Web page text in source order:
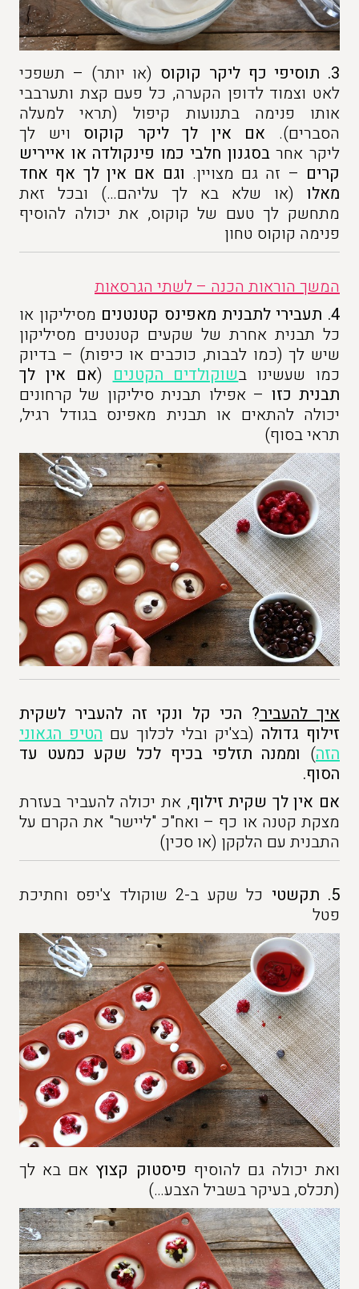
3. תוסיפי כף ליקר קוקוס (או יותר) – תשפכי
לאט וצמוד לדופן הקערה, כל פעם קצת ותערבבי
אותו פנימה בתנועות קיפול (תראי למעלה
הסברים). אם אין לך ליקר קוקוס ויש לך
ליקר אחרבסגנון חלבי כמו פינקולדה או אייריש
קרים – זה גם מצויין. וגם אם אין לך אף אחד
מאלו (או שלא בא לך עליהם…) ובכל זאת
מתחשק לך טעם של קוקוס, את יכולה להוסיף
פנימה קוקוס טחון
המשך הוראות הכנה – לשתי הגרסאות
4. תעבירי לתבנית מאפינס קטנטנים מסיליקון או
כל תבנית אחרת של שקעים קטנטנים מסיליקון
שיש לך (כמו לבבות, כוכבים או כיפות) – בדיוק
כמו שעשינו בשוקולדים הקטנים (אם אין לך
תבנית כזו – אפילו תבנית סיליקון של קרחונים
יכולה להתאים או תבנית מאפינס בגודל רגיל,
תראי בסוף)
איך להעביר? הכי קל ונקי זה להעביר לשקית
זילוף גדולה (בצ'יק ובלי לכלוך עם הטיפ הגאוני
הזה) וממנה תזלפי בכיף לכל שקע כמעט עד
הסוף.
אם אין לך שקית זילוף, את יכולה להעביר בעזרת
מצקת קטנה או כף – ואח"כ "ליישר" את הקרם על
התבנית עם הלקקן (או סכין)
5. תקשטי
כל שקע ב-2 שוקולד צ'יפס וחתיכת
פטל
ואת יכולה גם להוסיף פיסטוק קצוץ אם בא לך
(תכלס, בעיקר בשביל הצבע…)